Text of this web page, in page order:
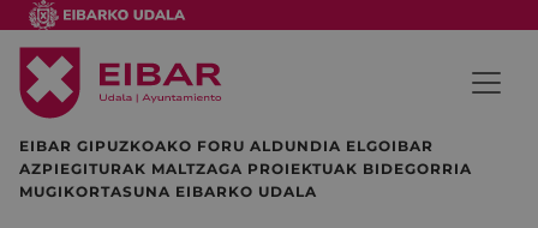
EIBAR GIPUZKOAKO FORU ALDUNDIA ELGOIBAR
AZPIEGITURAK MALTZAGA PROIEKTUAK BIDEGORRIA
MUGIKORTASUNA EIBARKO UDALA